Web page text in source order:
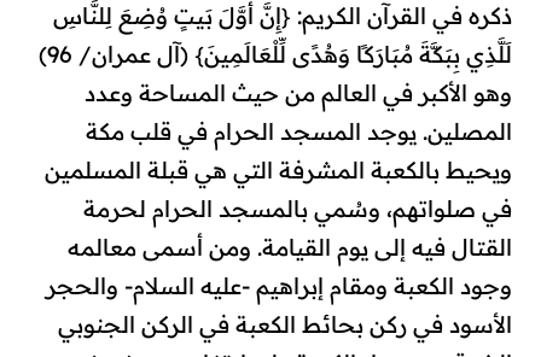
ذكره في القرآن الكريم: {إِنَّ أَوَّلَ بَيتٍ وُضِعَ لِلنَّاسِ
لَلَّذِي بِبَكَّةَ مُبَارَكًا وَهُدًى لِّلْعَالَمِينَ} (آل عمران/ 96)
وهو الأكبر في العالم من حيث المساحة وعدد
المصلين. يوجد المسجد الحرام في قلب مكة
ويحيط بالكعبة المشرفة التي هي قبلة المسلمين
في صلواتهم، وسُمي بالمسجد الحرام لحرمة
القتال فيه إلى يوم القيامة. ومن أسمى معالمه
وجود الكعبة ومقام إبراهيم -عليه السلام- والحجر
الأسود في ركن بحائط الكعبة في الركن الجنوبي